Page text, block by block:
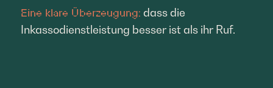
Eine klare Überzeugung: dass die
Inkassodienstleistung besser ist als ihr Ruf.